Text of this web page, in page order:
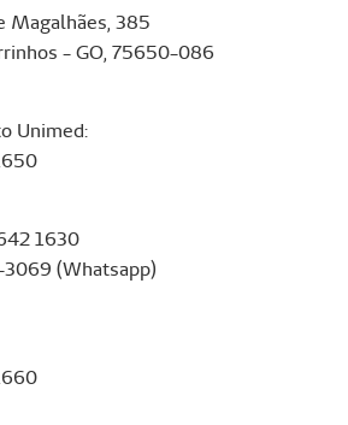
Magalhães, 385
- GO, 75650-086
Unimed:
1630
(Whatsapp)